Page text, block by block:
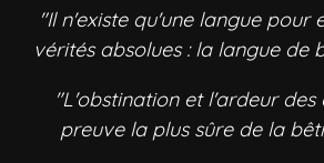
"Il n'existe qu'une langue pour
vérités absolues : la langue de
"L'obstination et l'ardeur des
preuve la plus sûre de la